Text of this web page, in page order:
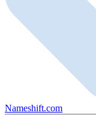
Nameshift.com